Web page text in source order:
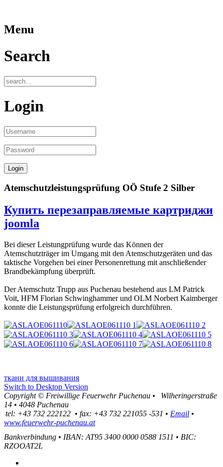
Menu
Search
Login
Atemschutzleistungsprüfung OÖ Stufe 2 Silber
Купить перезаправляемые картриджи
joomla
Bei dieser Leistungprüfung wurde das Können der
Atemschutzträger im Umgang mit den Atemschutzgeräten und das
taktische Vorgehen bei einer Personenrettung mit anschließender
Brandbekämpfung überprüft.
Der Atemschutz Trupp aus Puchenau bestehend aus LM Patrick
Voit, HFM Florian Schwinghammer und OLM Norbert Kaimberger
konnte die Leistungsprüfung erfolgreich durchführen.
ткани для вышивания
Switch to Desktop Version
Copyright © Freiwillige Feuerwehr Puchenau •
Wilheringerstraße
14 • 4048 Puchenau
tel: +43 732 222122 • fax: +43 732 221055 -531 • Email •
www.feuerwehr-puchenau.at
Bankverbindung • IBAN: AT95 3400 0000 0588 1511 • BIC:
RZOOAT2L